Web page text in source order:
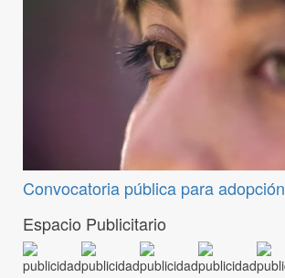
Convocatoria pública para adopción
Espacio Publicitario